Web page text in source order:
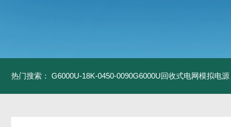
热门搜索： G6000U-18K-0450-0090G6000U回收式电网模拟电源